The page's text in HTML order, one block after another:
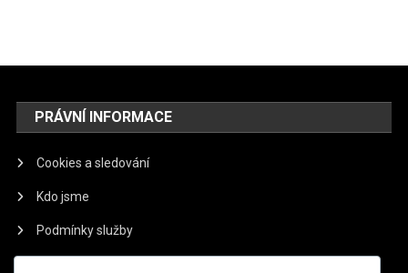
PRÁVNÍ INFORMACE
Cookies a sledování
Kdo jsme
Podmínky služby